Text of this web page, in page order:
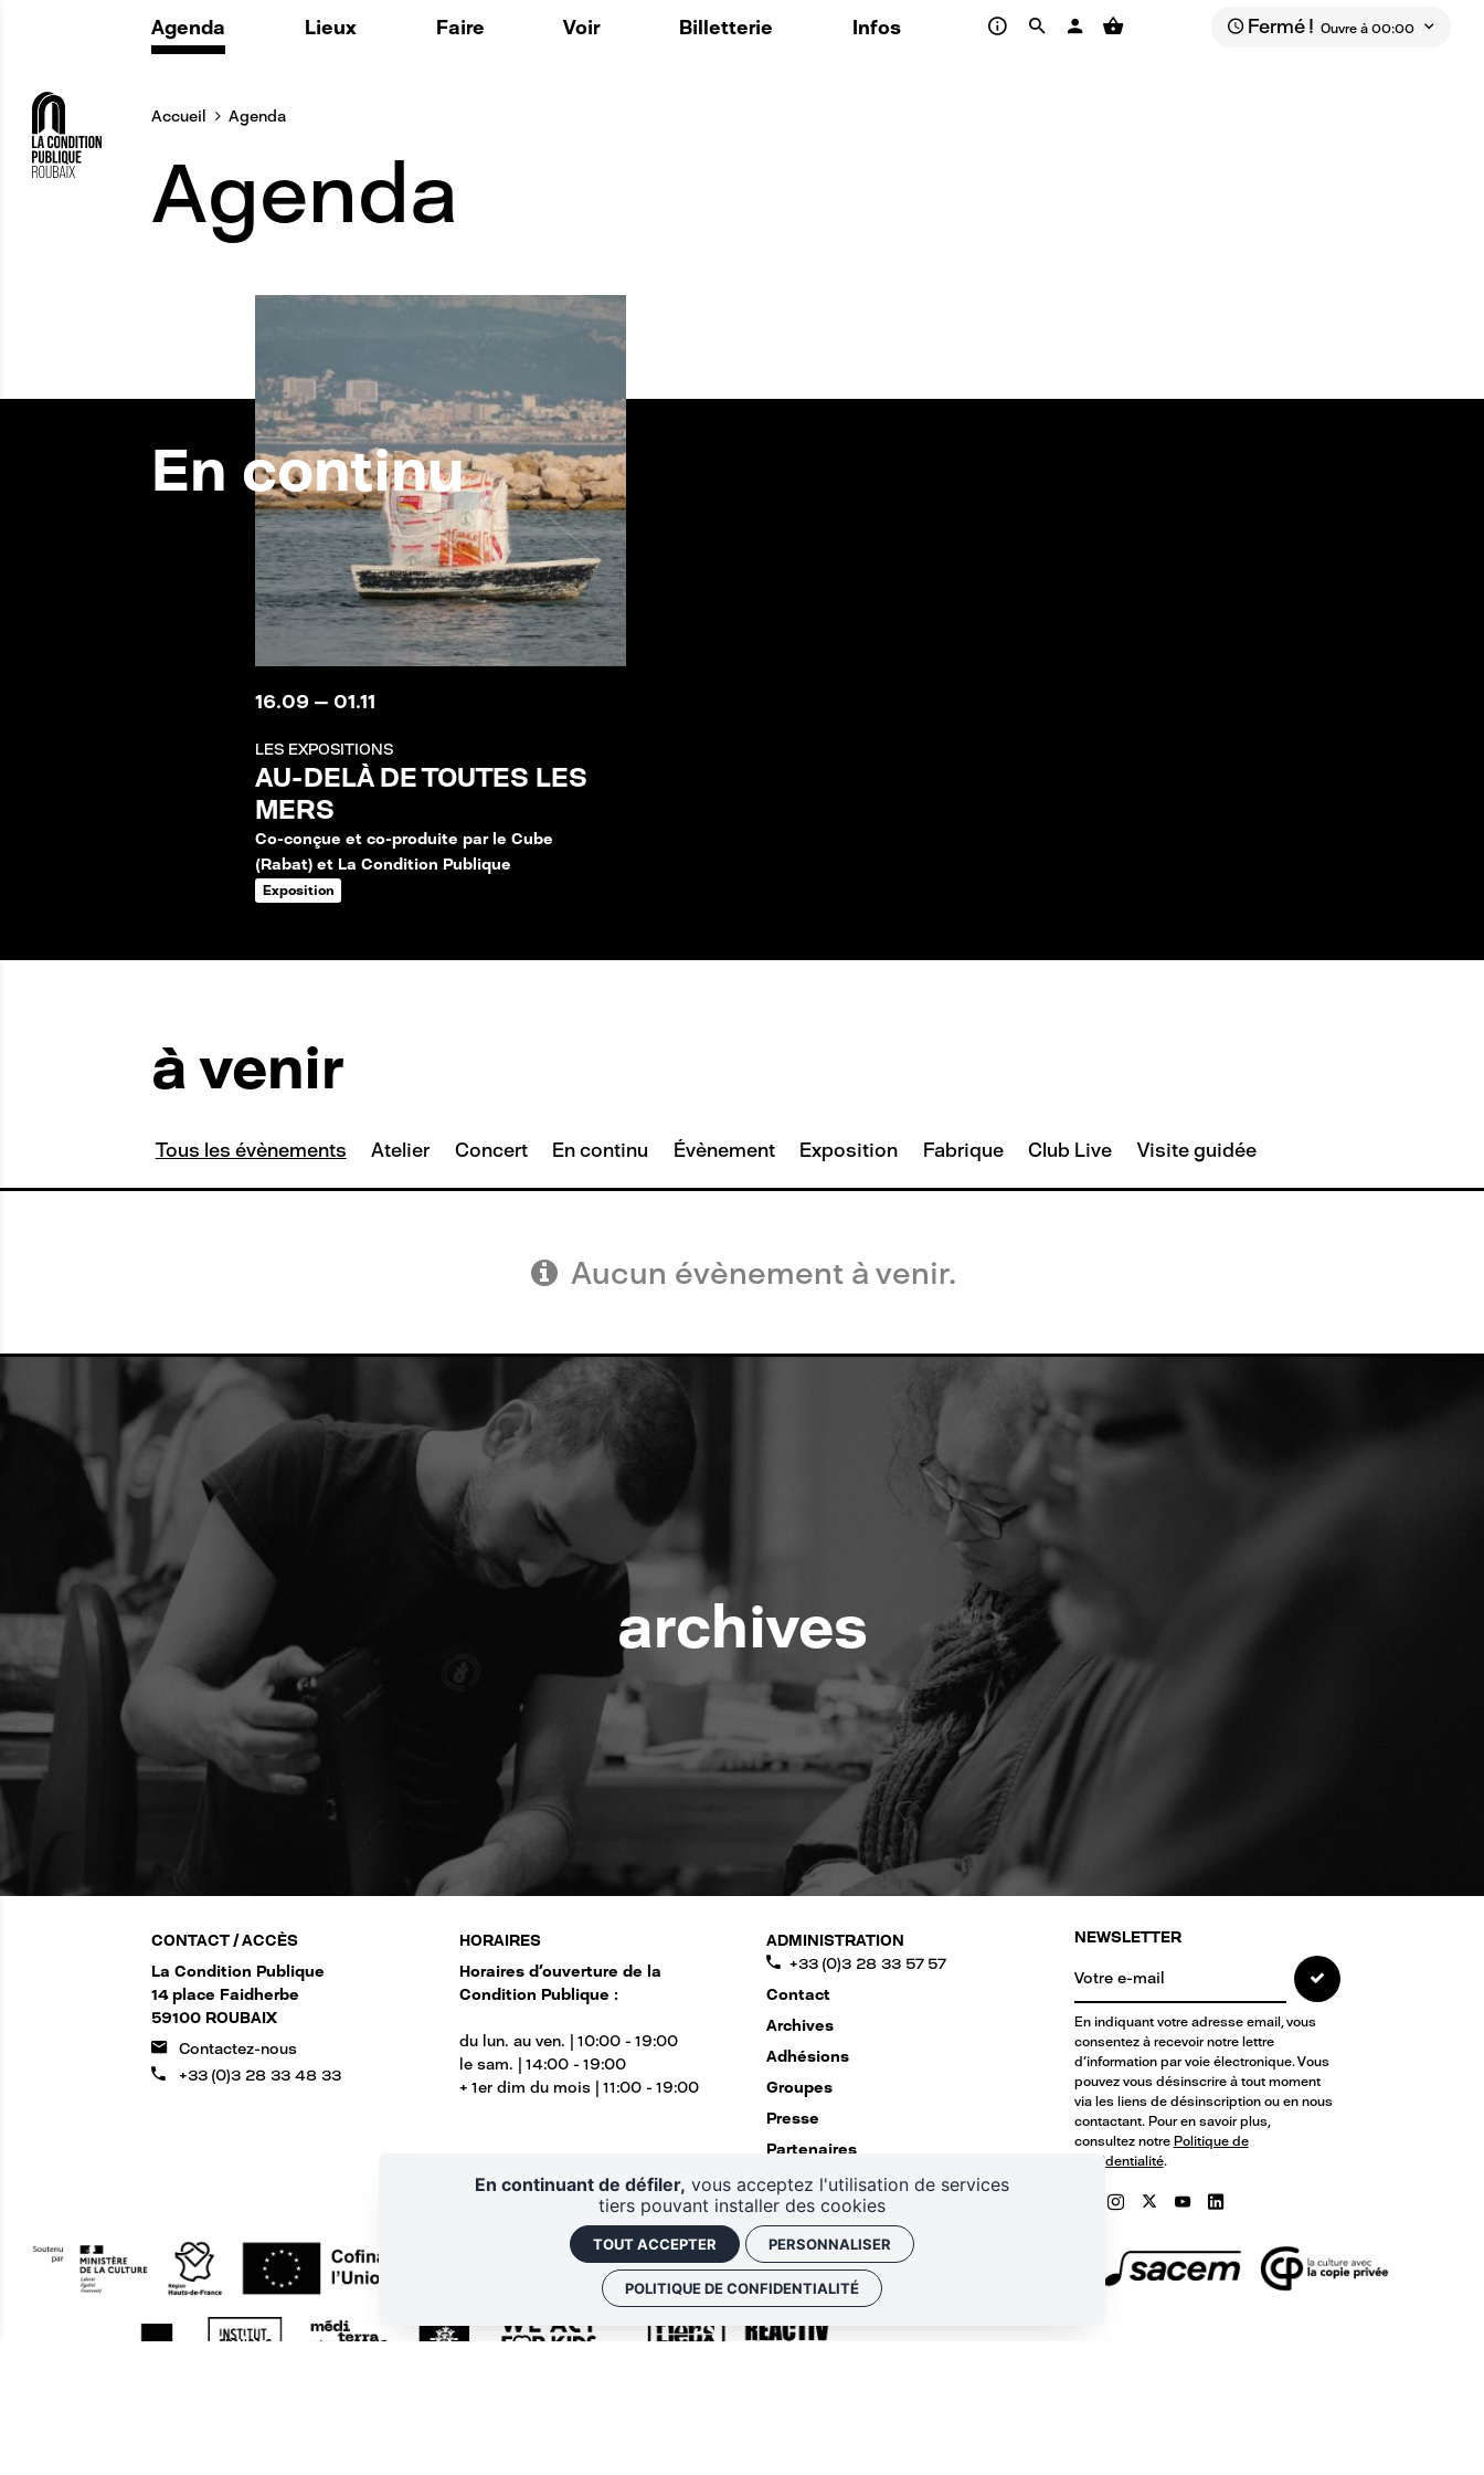
Aller au contenu principal
Agenda Lieux
Au quotidien
Faire
Structures résidentes
Voir Billetterie Infos Fermé ! Ouvre à 00:00
Accueil Agenda
Agenda
En continu
16.09 — 01.11
LES EXPOSITIONS
AU-DELÀ DE TOUTES LES
MERS
Co-conçue et co-produite par le Cube
(Rabat) et La Condition Publique
Exposition
à venir
Tous les évènements Atelier Concert En continu Évènement Exposition Fabrique Club Live Visite guidée
Réinitialiser
Soumettre
Aucun évènement à venir.
archives
CONTACT / ACCÈS
La Condition Publique
14 place Faidherbe
59100 ROUBAIX
Contactez-nous
+33 (0)3 28 33 48 33
HORAIRES
Horaires d'ouverture de la
Condition Publique :
du lun. au ven. | 10:00 - 19:00
le sam. | 14:00 - 19:00
+ 1er dim du mois | 11:00 - 19:00
ADMINISTRATION
+33 (0)3 28 33 57 57
Contact
Archives
Adhésions
Groupes
Presse
Partenaires
Equipe
Magazine
NEWSLETTER
En indiquant votre adresse email, vous
consentez à recevoir notre lettre
d'information par voie électronique. Vous
pouvez vous désinscrire à tout moment
via les liens de désinscription ou en nous
contactant. Pour en savoir plus,
consultez notre Politique de
confidentialité.
En continuant de défiler, vous acceptez l'utilisation de services
tiers pouvant installer des cookies
TOUT ACCEPTER PERSONNALISER
POLITIQUE DE CONFIDENTIALITÉ